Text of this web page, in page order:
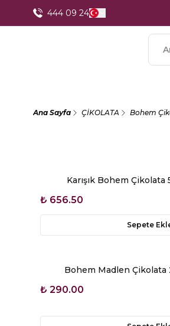
444 09 24
1250 TL Üzeri Alışverişlerde Kargo
Ana Sayfa ÇİKOLATA Bohem
Karışık Bohem
₺ 656.50
Sepete
Bohem Madlen
₺ 290.00